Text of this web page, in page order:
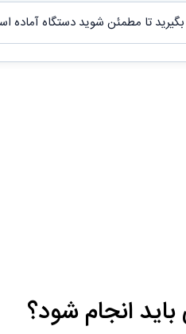
تا مطمئن شوید دستگاه آماده
انجام شود؟